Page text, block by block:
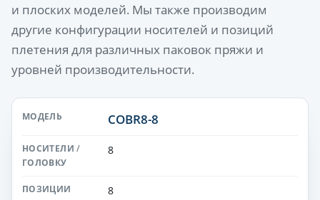
и плоских моделей. Мы также производим
другие конфигурации носителей и позиций
плетения для различных паковок пряжи и
уровней производительности.
COBR8-8
8
8